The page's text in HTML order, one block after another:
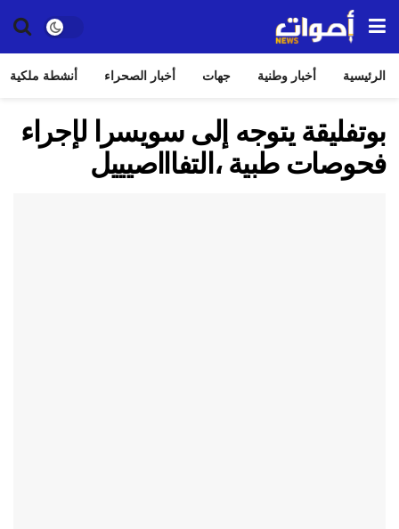
الرئيسية أخبار وطنية جهات أخبار الصحراء أنشطة ملكية
بوتفليقة يتوجه إلى سويسرا لإجراء
فحوصات طبية ،التفاااصيييل